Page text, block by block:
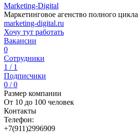
Marketing-Digital
Маркетинговое агенство полного цикла
marketing-digital.ru
Хочу тут работать
Вакансии
0
Сотрудники
1 / 1
Подписчики
0 / 0
Размер компании
От 10 до 100 человек
Контакты
Телефон:
+7(911)2996909